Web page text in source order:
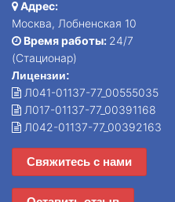
Адрес:
Москва, Лобненская 10
Время работы: 24/7
(Стационар)
Лицензии:
Л041-01137-77_00555035
Л017-01137-77_00391168
Л042-01137-77_00392163
Свяжитесь с нами